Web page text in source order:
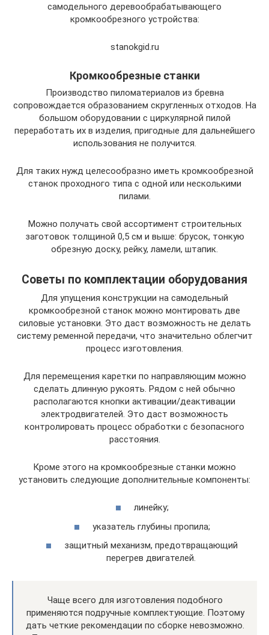
самодельного деревообрабатывающего
кромкообрезного устройства:
stanokgid.ru
Кромкообрезные станки
Производство пиломатериалов из бревна
сопровождается образованием скругленных отходов. На
большом оборудовании с циркулярной пилой
переработать их в изделия, пригодные для дальнейшего
использования не получится.
Для таких нужд целесообразно иметь кромкообрезной
станок проходного типа с одной или несколькими
пилами.
Можно получать свой ассортимент строительных
заготовок толщиной 0,5 см и выше: брусок, тонкую
обрезную доску, рейку, ламели, штапик.
Советы по комплектации оборудования
Для упущения конструкции на самодельный
кромкообрезной станок можно монтировать две
силовые установки. Это даст возможность не делать
систему ременной передачи, что значительно облегчит
процесс изготовления.
Для перемещения каретки по направляющим можно
сделать длинную рукоять. Рядом с ней обычно
располагаются кнопки активации/деактивации
электродвигателей. Это даст возможность
контролировать процесс обработки с безопасного
расстояния.
Кроме этого на кромкообрезные станки можно
установить следующие дополнительные компоненты:
линейку;
указатель глубины пропила;
защитный механизм, предотвращающий
перегрев двигателей.
Чаще всего для изготовления подобного
применяются подручные комплектующие. Поэтому
дать четкие рекомендации по сборке невозможно.